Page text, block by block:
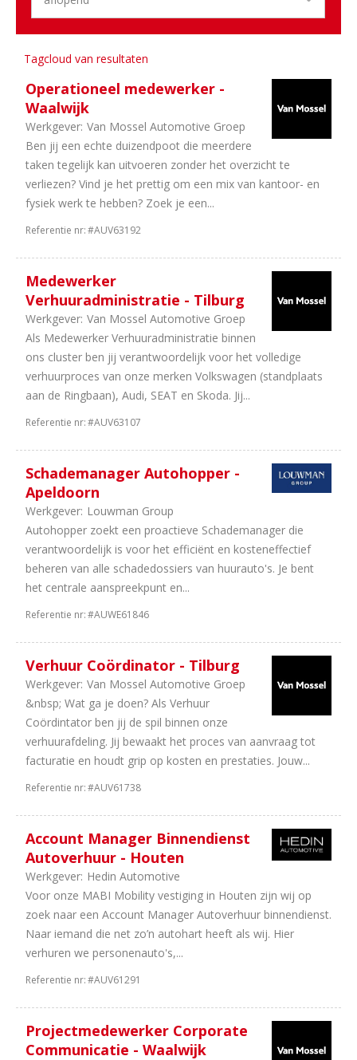
Randstad
Aantal
uren
40
uur
overleg
Tagcloud van resultaten
Operationeel medewerker -
Waalwijk
Werkgever: Van Mossel Automotive Groep
Ben jij een echte duizendpoot die meerdere
taken tegelijk kan uitvoeren zonder het overzicht te
verliezen? Vind je het prettig om een mix van kantoor- en
fysiek werk te hebben? Zoek je een...
Referentie nr:#AUV63192
Medewerker
Verhuuradministratie - Tilburg
Werkgever: Van Mossel Automotive Groep
Als Medewerker Verhuuradministratie binnen
ons cluster ben jij verantwoordelijk voor het volledige
verhuurproces van onze merken Volkswagen (standplaats
aan de Ringbaan), Audi, SEAT en Skoda. Jij...
Referentie nr:#AUV63107
Schademanager Autohopper -
Apeldoorn
Werkgever: Louwman Group
Autohopper zoekt een proactieve Schademanager die
verantwoordelijk is voor het efficiënt en kosteneffectief
beheren van alle schadedossiers van huurauto's. Je bent
het centrale aanspreekpunt en...
Referentie nr:#AUWE61846
Verhuur Coördinator - Tilburg
Werkgever: Van Mossel Automotive Groep
&nbsp; Wat ga je doen? Als Verhuur
Coördintator ben jij de spil binnen onze
verhuurafdeling. Jij bewaakt het proces van aanvraag tot
facturatie en houdt grip op kosten en prestaties. Jouw...
Referentie nr:#AUV61738
Account Manager Binnendienst
Autoverhuur - Houten
Werkgever: Hedin Automotive
Voor onze MABI Mobility vestiging in Houten zijn wij op
zoek naar een Account Manager Autoverhuur binnendienst.
Naar iemand die net zo’n autohart heeft als wij. Hier
verhuren we personenauto's,...
Referentie nr:#AUV61291
Projectmedewerker Corporate
Communicatie - Waalwijk